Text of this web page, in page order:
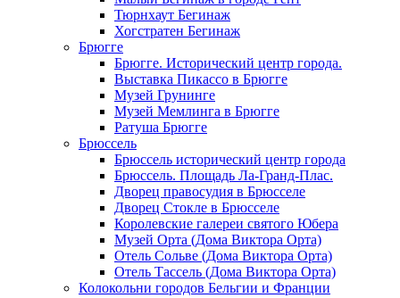
Тюрнхаут Бегинаж
Хогстратен Бегинаж
Брюгге
Брюгге. Исторический центр города.
Выставка Пикассо в Брюгге
Музей Грунинге
Музей Мемлинга в Брюгге
Ратуша Брюгге
Брюссель
Брюссель исторический центр города
Брюссель. Площадь Ла-Гранд-Плас.
Дворец правосудия в Брюсселе
Дворец Стокле в Брюсселе
Королевские галереи святого Юбера
Музей Орта (Дома Виктора Орта)
Отель Сольве (Дома Виктора Орта)
Отель Тассель (Дома Виктора Орта)
Колокольни городов Бельгии и Франции